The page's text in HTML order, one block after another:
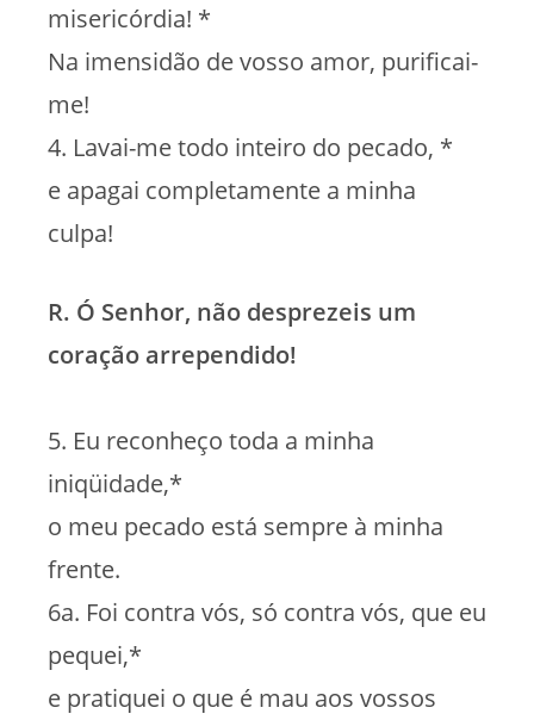
misericórdia! *
Na imensidão de vosso amor, purificai-
me!
4. Lavai-me todo inteiro do pecado, *
e apagai completamente a minha
culpa!
R. Ó Senhor, não desprezeis um
coração arrependido!
5. Eu reconheço toda a minha
iniqüidade,*
o meu pecado está sempre à minha
frente.
6a. Foi contra vós, só contra vós, que eu
pequei,*
e pratiquei o que é mau aos vossos